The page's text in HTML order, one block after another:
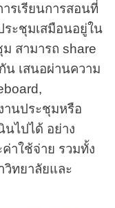
รเรียนการสอนที่
ะชุมเสมือนอยู่ใน
สามารถ share
น เสนอผ่านความ
านประชุมหรือ
นไปได้ อย่าง
ค่าใช้จ่าย รวมทั้ง
วิทยาลัยและ